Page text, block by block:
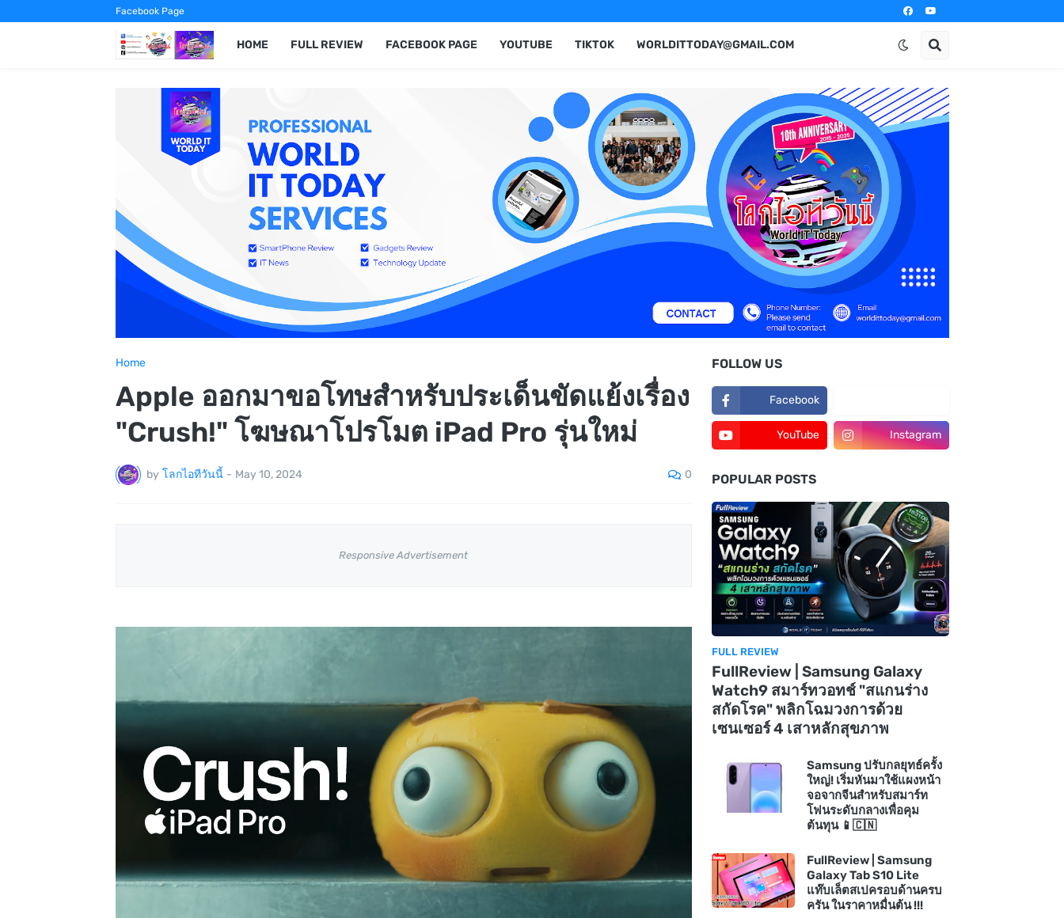
Facebook Page
HOME FULL REVIEW FACEBOOK PAGE YOUTUBE TIKTOK WORLDITTODAY@GMAIL.COM
Home
Apple ออกมาขอโทษสำหรับประเด็นขัดแย้งเรื่อง
"Crush!" โฆษณาโปรโมต iPad Pro รุ่นใหม่
by โลกไอทีวันนี้ - May 10, 2024 0
Responsive Advertisement
FOLLOW US
Facebook
YouTube Instagram
POPULAR POSTS
FULL REVIEW
FullReview | Samsung Galaxy
Watch9 สมาร์ทวอทช์ "สแกนร่าง
สกัดโรค" พลิกโฉมวงการด้วย
เซนเซอร์ 4 เสาหลักสุขภาพ
Samsung ปรับกลยุทธ์ครั้ง
ใหญ่! เริ่มหันมาใช้แผงหน้า
จอจากจีนสำหรับสมาร์ท
โฟนระดับกลางเพื่อคุม
ต้นทุน 📱🇨🇳
FullReview | Samsung
Galaxy Tab S10 Lite
แท๊บเล็ตสเปครอบด้านครบ
ครัน ในราคาหมื่นต้น !!!